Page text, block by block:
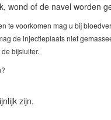
wond of de navel worden
te voorkomen mag u bij
de injectieplaats niet
bijsluiter.
zijn.